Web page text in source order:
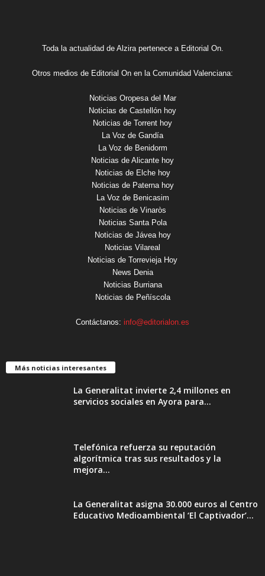
Toda la actualidad de Alzira pertenece a Editorial On.
Otros medios de Editorial On en la Comunidad Valenciana:
Noticias Oropesa del Mar
Noticias de Castellón hoy
Noticias de Torrent hoy
La Voz de Gandía
La Voz de Benidorm
Noticias de Alicante hoy
Noticias de Elche hoy
Noticias de Paterna hoy
La Voz de Benicasim
Noticias de Vinaròs
Noticias Santa Pola
Noticias de Jávea hoy
Noticias Vilareal
Noticias de Torrevieja Hoy
News Denia
Noticias Burriana
Noticias de Peñíscola
Contáctanos: info@editorialon.es
Más noticias interesantes
La Generalitat invierte 2,4 millones en
servicios sociales en Ayora para...
Telefónica refuerza su reputación
algorítmica tras sus resultados y la
mejora...
La Generalitat asigna 30.000 euros al Centro
Educativo Medioambiental ‘El Captivador’...